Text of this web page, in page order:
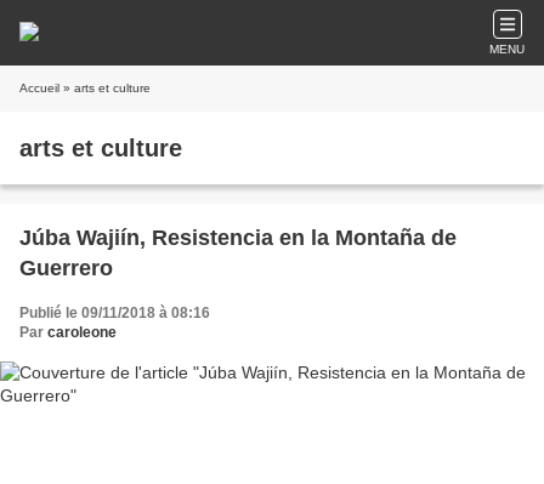
MENU
Accueil » arts et culture
arts et culture
Júba Wajiín, Resistencia en la Montaña de
Guerrero
Publié le 09/11/2018 à 08:16
Par caroleone